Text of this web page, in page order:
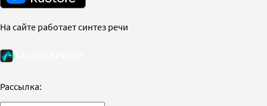
На сайте работает синтез речи
Рассылка: